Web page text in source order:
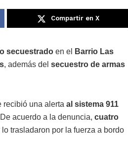
Compartir en X
secuestrado en el
Barrio Las
, además del secuestro de armas
recibió una alerta al sistema 911
acuerdo a la denuncia, cuatro
trasladaron por la fuerza a bordo